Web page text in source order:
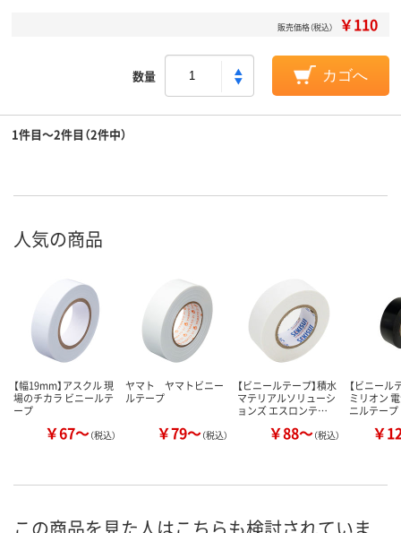
販売価格（税込） ￥110
数量 カゴへ
1件目～2件目（2件中）
人気の商品
【幅19mm】アスクル 現
場のチカラ ビニールテ
ープ
￥67～（税込）
ヤマト ヤマトビニー
ルテープ
￥79～（税込）
【ビニールテープ】積水
マテリアルソリューシ
ョンズ エスロンテ…
￥88～（税込）
【ビニール
ミリオン
ニルテープ
￥